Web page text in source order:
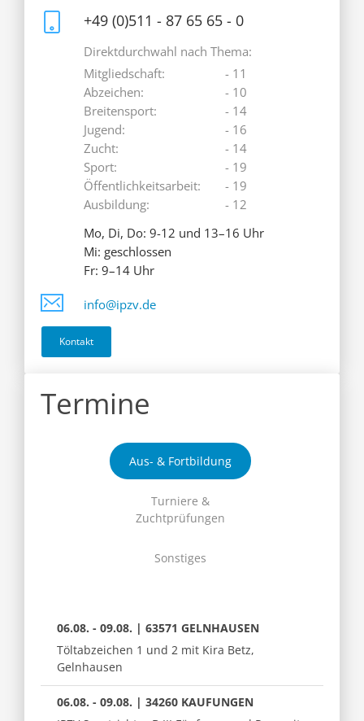
+49 (0)511 - 87 65 65 - 0
Direktdurchwahl nach Thema:
Mitgliedschaft:
Abzeichen:
Breitensport:
Jugend:
Zucht:
Sport:
Öffentlichkeitsarbeit:
Ausbildung:
- 11
- 10
- 14
- 16
- 14
- 19
- 19
- 12
Mo, Di, Do: 9-12 und 13–16 Uhr
Mi: geschlossen
Fr: 9–14 Uhr
info@ipzv.de
Kontakt
Termine
Aus- & Fortbildung
Turniere &
Zuchtprüfungen
Sonstiges
06.08. - 09.08. | 63571 GELNHAUSEN
Töltabzeichen 1 und 2 mit Kira Betz,
Gelnhausen
06.08. - 09.08. | 34260 KAUFUNGEN